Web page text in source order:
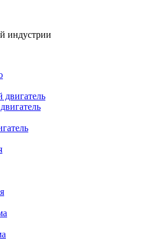
индустрии
двигатель